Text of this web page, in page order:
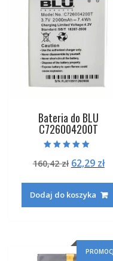
Bateria do BLU
C726004200T
5.00
na 5
160,42zł Pierwotna
wynosiła:
160,42 zł.
62,29 zł
Dodaj do koszyka